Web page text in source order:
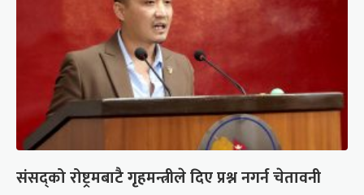
संसद्को रोष्ट्रमबाटै गृहमन्त्रीले दिए प्रश्न नगर्न चेतावनी